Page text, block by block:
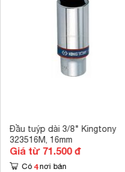
Đầu tuýp dài 3/8" Kingtony
323516M, 16mm
Giá từ 71.500 đ
Có 4 nơi bán